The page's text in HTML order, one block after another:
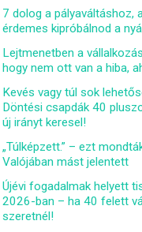
7 dolog a pályaváltáshoz,
érdemes kipróbálnod a
Lejtmenetben a
hogy nem ott van a hiba,
Kevés vagy túl sok
Döntési csapdák 40
új irányt keresel!
„Túlképzett.” – ezt
Valójában mást jelentett
Újévi fogadalmak helyett
2026-ban – ha 40 felett
szeretnél!